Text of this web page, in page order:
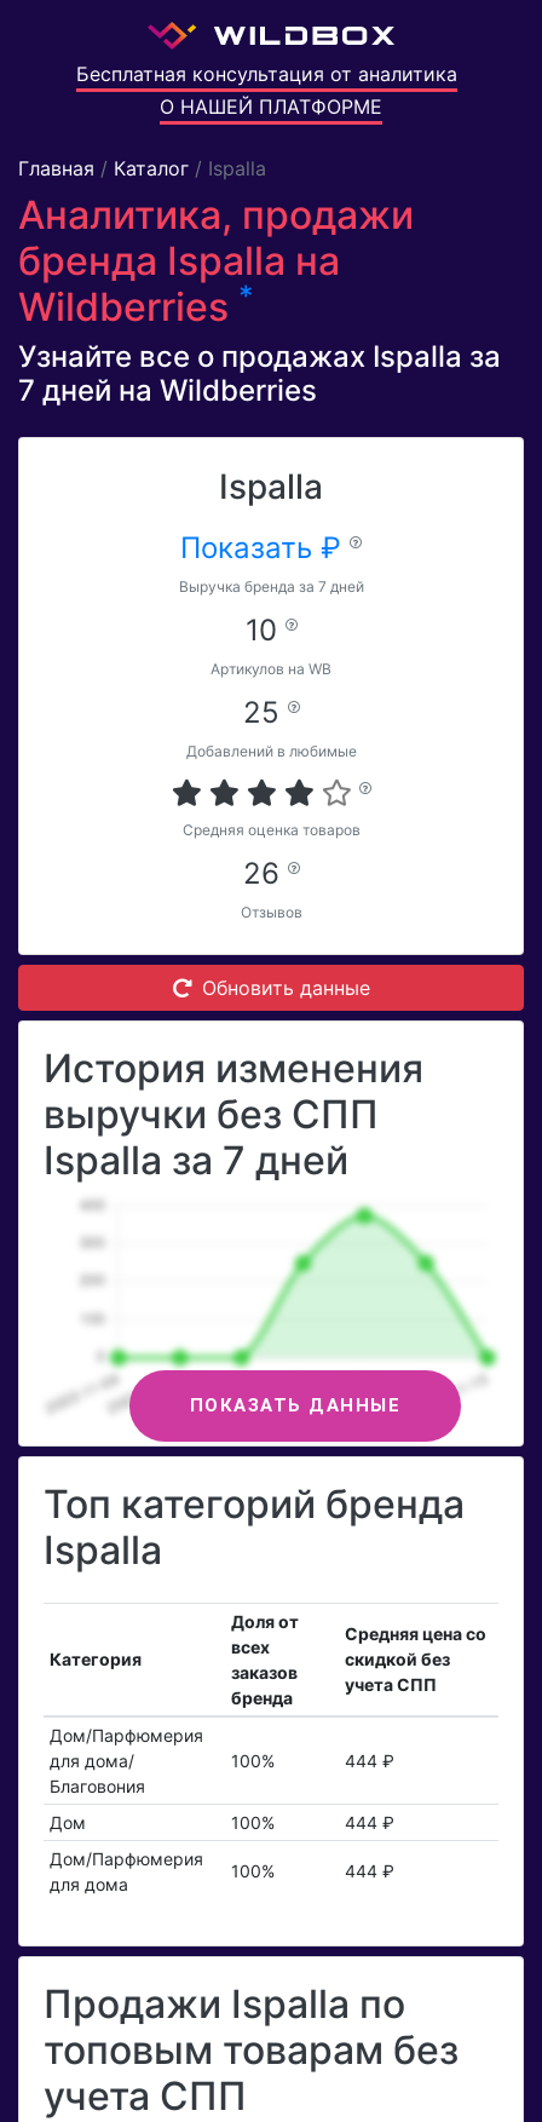
Бесплатная консультация от аналитика
О НАШЕЙ ПЛАТФОРМЕ
Главная / Каталог / Ispalla
Аналитика, продажи
бренда Ispalla на
Wildberries *
Узнайте все о продажах Ispalla за
7 дней на Wildberries
Ispalla
Показать ₽
Выручка бренда за 7 дней
10
Артикулов на WB
25
Добавлений в любимые
Средняя оценка товаров
26
Отзывов
Обновить данные
История изменения
выручки без СПП
Ispalla за 7 дней
ПОКАЗАТЬ ДАННЫЕ
Топ категорий бренда
Ispalla
Категория
Доля от
всех
заказов
бренда
Средняя цена со
скидкой без
учета СПП
Дом/Парфюмерия
для дома/
Благовония
100% 444 ₽
Дом 100%
444 ₽
Дом/Парфюмерия
для дома
100% 444 ₽
Продажи Ispalla по
топовым товарам без
учета СПП